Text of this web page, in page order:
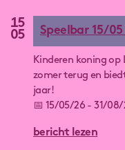
15
05
Speelbar 15/
Kinderen koning op
zomer terug en
jaar!
📅 15/05/26 - 31/08/
🕔 Mei & Juni
bericht lezen